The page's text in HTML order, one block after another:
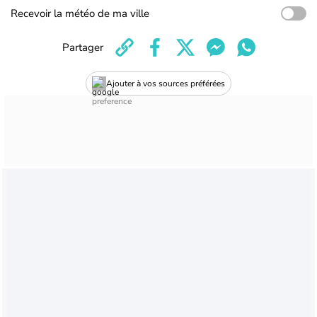
Recevoir la météo de ma ville
Ajouter à vos sources préférées
Partager